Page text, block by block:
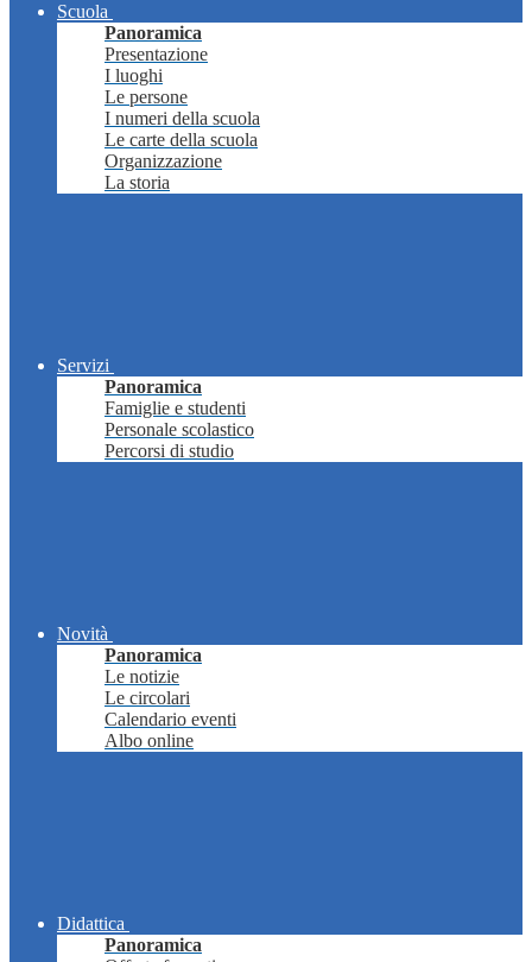
Scuola
Panoramica
Presentazione
I luoghi
Le persone
I numeri della scuola
Le carte della scuola
Organizzazione
La storia
Servizi
Panoramica
Famiglie e studenti
Personale scolastico
Percorsi di studio
Novità
Panoramica
Le notizie
Le circolari
Calendario eventi
Albo online
Didattica
Panoramica